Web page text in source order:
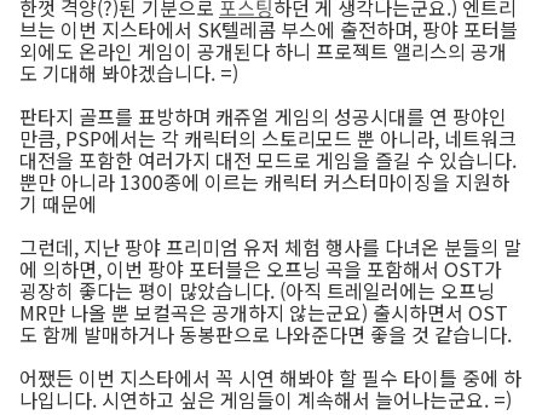
한껏 격양(?)된 기분으로 포스팅하던 게 생각나는군요.) 엔트리
브는 이번 지스타에서 SK텔레콤 부스에 출전하며, 팡야 포터블
외에도 온라인 게임이 공개된다 하니 프로젝트 앨리스의 공개
도 기대해 봐야겠습니다. =)
판타지 골프를 표방하며 캐쥬얼 게임의 성공시대를 연 팡야인
만큼, PSP에서는 각 캐릭터의 스토리모드 뿐 아니라, 네트워크
대전을 포함한 여러가지 대전 모드로 게임을 즐길 수 있습니다.
뿐만 아니라 1300종에 이르는 캐릭터 커스터마이징을 지원하
기 때문에
그런데, 지난 팡야 프리미엄 유저 체험 행사를 다녀온 분들의 말
에 의하면, 이번 팡야 포터블은 오프닝 곡을 포함해서 OST가
굉장히 좋다는 평이 많았습니다. (아직 트레일러에는 오프닝
MR만 나올 뿐 보컬곡은 공개하지 않는군요) 출시하면서 OST
도 함께 발매하거나 동봉판으로 나와준다면 좋을 것 같습니다.
어쨌든 이번 지스타에서 꼭 시연 해봐야 할 필수 타이틀 중에 하
나입니다. 시연하고 싶은 게임들이 계속해서 늘어나는군요. =)